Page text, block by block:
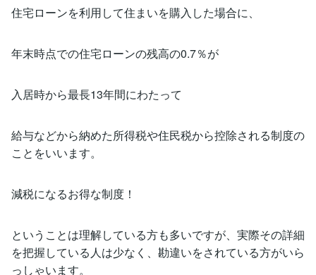
住宅ローンを利用して住まいを購入した場合に、
年末時点での住宅ローンの残高の0.7％が
入居時から最長13年間にわたって
給与などから納めた所得税や住民税から控除される制度の
ことをいいます。
減税になるお得な制度！
ということは理解している方も多いですが、実際その詳細
を把握している人は少なく、勘違いをされている方がいら
っしゃいます。